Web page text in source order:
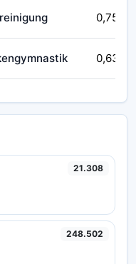
0,75
0,63
21.308
248.502